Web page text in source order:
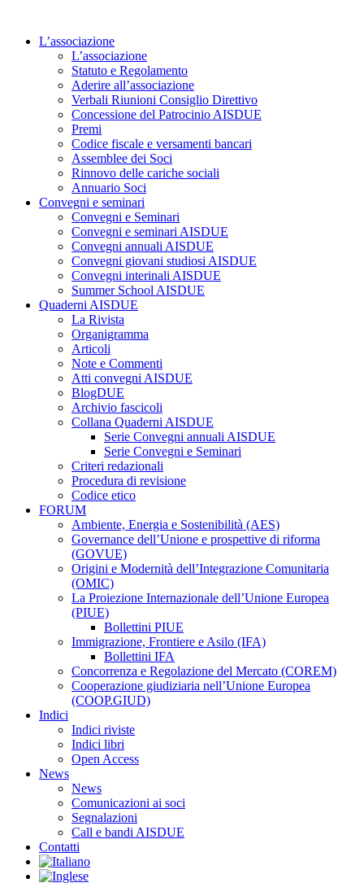
contenutoL’associazione
L’associazione
Statuto e Regolamento
Aderire all’associazione
Verbali Riunioni Consiglio Direttivo
Concessione del Patrocinio AISDUE
Premi
Codice fiscale e versamenti bancari
Assemblee dei Soci
Rinnovo delle cariche sociali
Annuario Soci
Convegni e seminari
Convegni e Seminari
Convegni e seminari AISDUE
Convegni annuali AISDUE
Convegni giovani studiosi AISDUE
Convegni interinali AISDUE
Summer School AISDUE
Quaderni AISDUE
La Rivista
Organigramma
Articoli
Note e Commenti
Atti convegni AISDUE
BlogDUE
Archivio fascicoli
Collana Quaderni AISDUE
Serie Convegni annuali AISDUE
Serie Convegni e Seminari
Criteri redazionali
Procedura di revisione
Codice etico
FORUM
Ambiente, Energia e Sostenibilità (AES)
Governance dell’Unione e prospettive di riforma
(GOVUE)
Origini e Modernità dell’Integrazione Comunitaria
(OMIC)
La Proiezione Internazionale dell’Unione Europea
(PIUE)
Bollettini PIUE
Immigrazione, Frontiere e Asilo (IFA)
Bollettini IFA
Concorrenza e Regolazione del Mercato (COREM)
Cooperazione giudiziaria nell’Unione Europea
(COOP.GIUD)
Indici
Indici riviste
Indici libri
Open Access
News
News
Comunicazioni ai soci
Segnalazioni
Call e bandi AISDUE
Contatti